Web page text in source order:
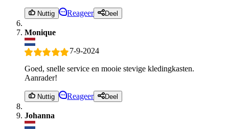
Nuttig Reageer Deel
Monique
7-9-2024
Goed, snelle service en mooie stevige kledingkasten.
Aanrader!
Nuttig Reageer Deel
Johanna